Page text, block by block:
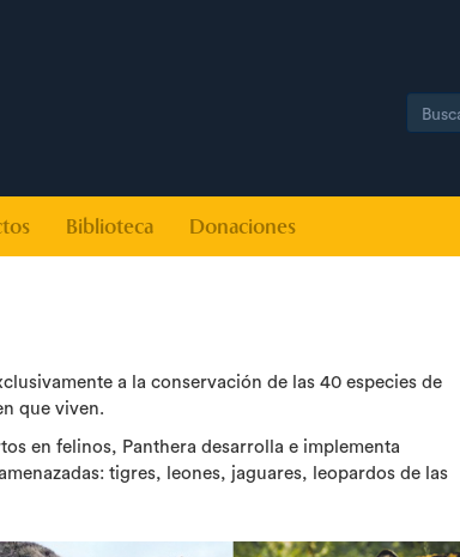
Search
Biblioteca Donaciones
a la conservación de las 40 especies de
que viven.
en felinos, Panthera desarrolla e implementa
tigres, leones, jaguares, leopardos de las